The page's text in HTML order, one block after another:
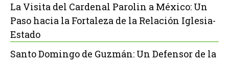
La Visita del Cardenal Parolin a México: Un
Paso hacia la Fortaleza de la Relación Iglesia-
Estado
Santo Domingo de Guzmán: Un Defensor de la